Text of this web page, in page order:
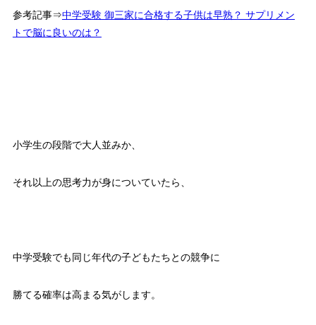
参考記事⇒中学受験 御三家に合格する子供は早熟？ サプリメン
トで脳に良いのは？
小学生の段階で大人並みか、
それ以上の思考力が身についていたら、
中学受験でも同じ年代の子どもたちとの競争に
勝てる確率は高まる気がします。